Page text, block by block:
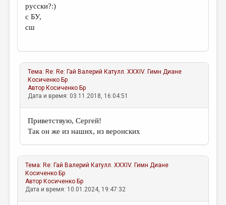
русски?:)
с БУ,
сш
Тема: Re: Re: Гай Валерий Катулл. XXXIV. Гимн Диане
Косиченко Бр
Автор Косиченко Бр
Дата и время: 03.11.2018, 16:04:51
Приветствую, Сергей!
Так он же из наших, из веронских
Тема: Re: Гай Валерий Катулл. XXXIV. Гимн Диане
Косиченко Бр
Автор Косиченко Бр
Дата и время: 10.01.2024, 19:47:32